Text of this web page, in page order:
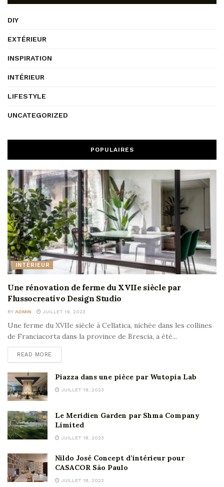
DIY
EXTÉRIEUR
INSPIRATION
INTÉRIEUR
LIFESTYLE
UNCATEGORIZED
POPULAIRES
INTÉRIEUR
Une rénovation de ferme du XVIIe siècle par
Flussocreativo Design Studio
BY ADMIN JUILLET 19, 2023
Une ferme du XVIIe siècle à Cellatica, nichée dans les collines
de Franciacorta dans la province de Brescia, a été...
READ MORE
Piazza dans une pièce par Wutopia Lab
JUILLET 19, 2023
Le Meridien Garden par Shma Company
Limited
JUILLET 18, 2023
Nildo José Concept d’intérieur pour
CASACOR São Paulo
JUILLET 18, 2023